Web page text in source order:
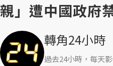
親」遭中國政府
轉角24小時
過去24小時，每天